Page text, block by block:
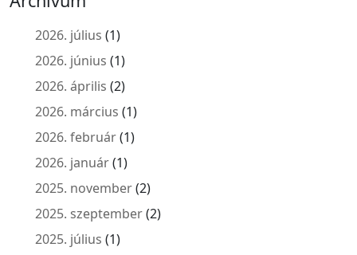
2026. július (1)
2026. június (1)
2026. április (2)
2026. március (1)
2026. február(1)
2026. január(1)
2025. november(2)
2025. szeptember(2)
2025. július (1)